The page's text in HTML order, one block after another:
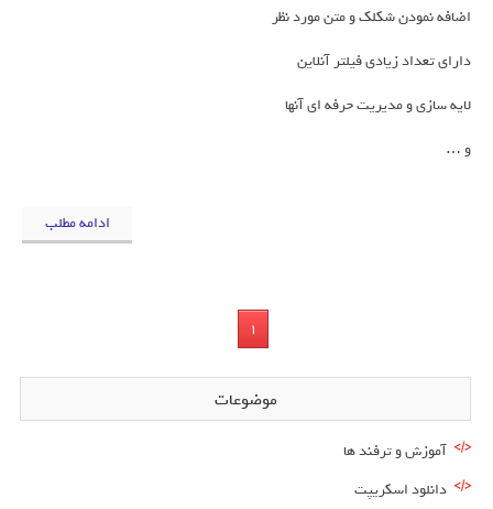
اضافه نمودن شکلک و متن مورد نظر
دارای تعداد زیادی فیلتر آنلاین
لایه سازی و مدیریت حرفه ای آنها
و …
ادامه مطلب
1
موضوعات
آموزش و ترفند ها
دانلود اسکریپت